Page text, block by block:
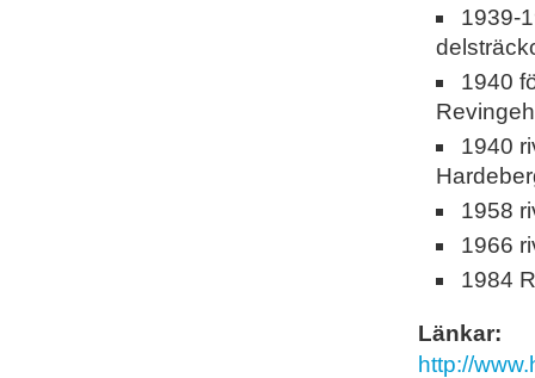
1939-
1940
1940
1958
1966
1984
Länkar:
http://